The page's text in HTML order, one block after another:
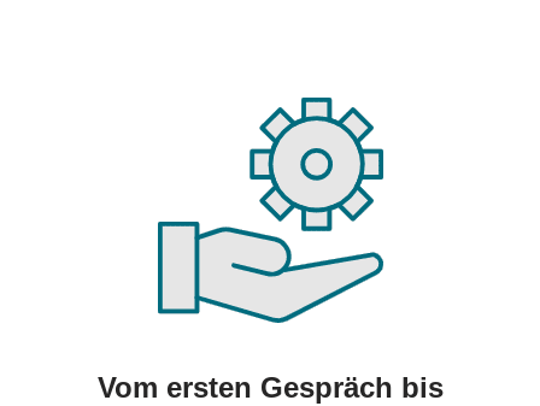
Vom ersten Gespräch bis